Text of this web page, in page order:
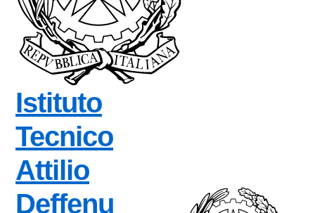
Istituto
Tecnico
Attilio
Deffenu